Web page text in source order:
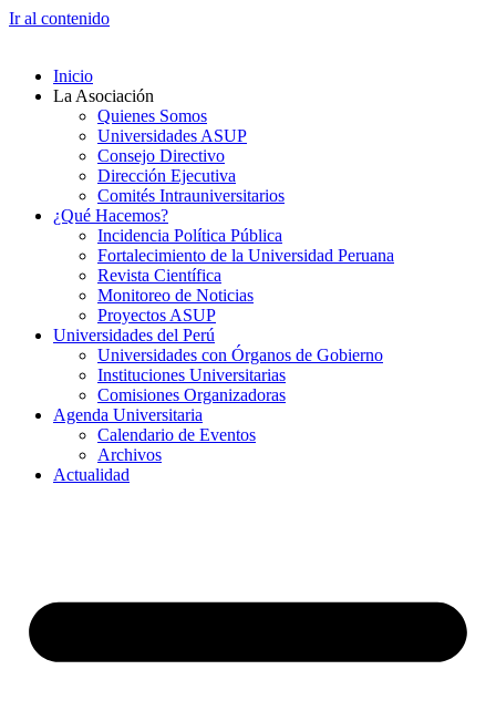
Ir al contenido
Inicio
La Asociación
Quienes Somos
Universidades ASUP
Consejo Directivo
Dirección Ejecutiva
Comités Intrauniversitarios
¿Qué Hacemos?
Incidencia Política Pública
Fortalecimiento de la Universidad Peruana
Revista Científica
Monitoreo de Noticias
Proyectos ASUP
Universidades del Perú
Universidades con Órganos de Gobierno
Instituciones Universitarias
Comisiones Organizadoras
Agenda Universitaria
Calendario de Eventos
Archivos
Actualidad